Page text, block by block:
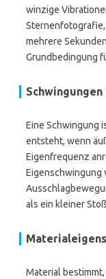
winzige
mehrere
Grundbedingung
Schwingungen
Eine Schwingung
entsteht, wenn
Eigenfrequenz
Eigenschwingung
als ein kleiner
Material